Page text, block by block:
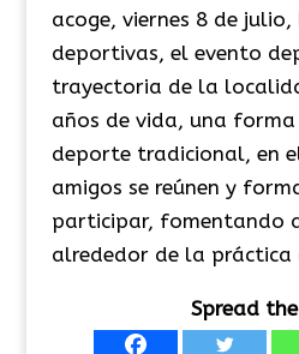
acoge, viernes 8 de
deportivas, el evento
trayectoria de la
años de vida, una
deporte tradicional, en
amigos se reúnen y
participar, fomentando
alrededor de la práctica
Spread